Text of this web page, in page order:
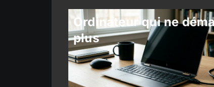
Ordinateur qui ne
plus